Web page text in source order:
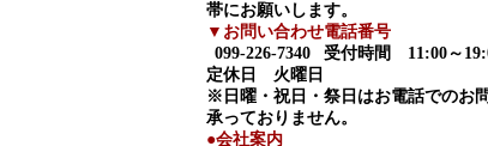
帯にお願いします。
▼お問い合わせ電話番号
099-226-7340
受付時間 11:00～
定休日 火曜日
※日曜・祝日・祭日はお電話でのお
承っておりません。
●会社案内